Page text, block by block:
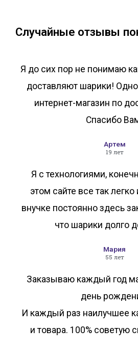
Случайные отзывы
Я до сих пор не понимаю
доставляют шарики!
интернет-магазин по
Спасибо
Артем
19 лет
Я с технологиями,
этом сайте все так
внучке постоянно здесь
что шарики долго
Мария
55 лет
Заказываю каждый год
день
И каждый раз наилучшее
и товара. 100% советую